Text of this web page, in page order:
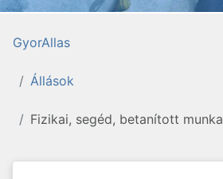
GyorAllas
Állások
Fizikai, segéd, betanított munka